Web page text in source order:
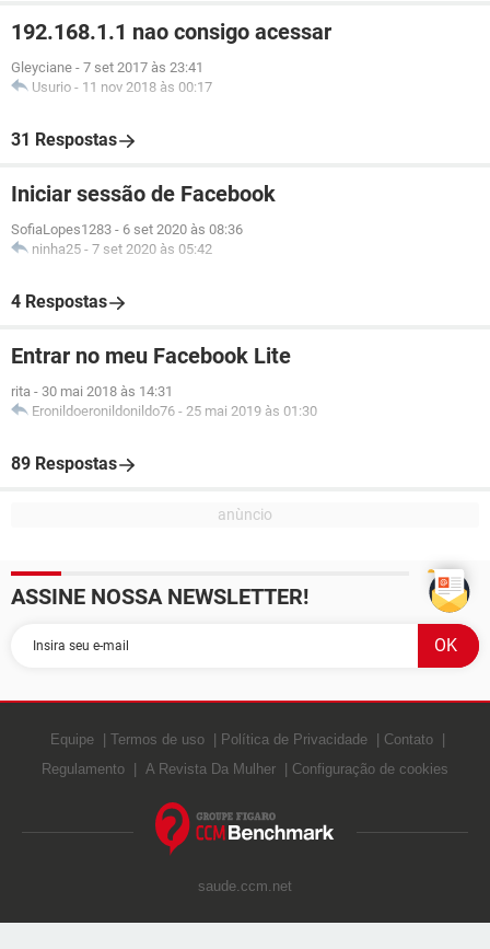
192.168.1.1 nao consigo acessar
Gleyciane - 7 set 2017 às 23:41
Usurio - 11 nov 2018 às 00:17
31 Respostas
Iniciar sessão de Facebook
SofiaLopes1283 - 6 set 2020 às 08:36
ninha25 - 7 set 2020 às 05:42
4 Respostas
Entrar no meu Facebook Lite
rita - 30 mai 2018 às 14:31
Eronildoeronildonildo76 - 25 mai 2019 às 01:30
89 Respostas
ASSINE NOSSA NEWSLETTER!
Equipe Termos de uso Política de Privacidade
Contato
Regulamento
A Revista Da Mulher Configuração de cookies
saude.ccm.net